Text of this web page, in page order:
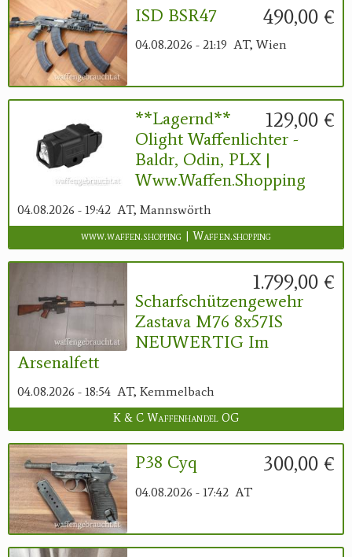
490,00 €
ISD BSR47
04.08.2026 - 21:19 AT, Wien
129,00 €
**Lagernd**
Olight Waffenlichter -
Baldr, Odin, PLX |
Www.waffen.shopping
04.08.2026 - 19:42 AT, Mannswörth
www.waffen.shopping | Waffen.shopping
1.799,00 €
Scharfschützengewehr
Zastava M76 8x57IS
NEUWERTIG Im
Arsenalfett
04.08.2026 - 18:54 AT, Kemmelbach
K & C Waffenhandel OG
300,00 €
P38 Cyq
04.08.2026 - 17:42 AT